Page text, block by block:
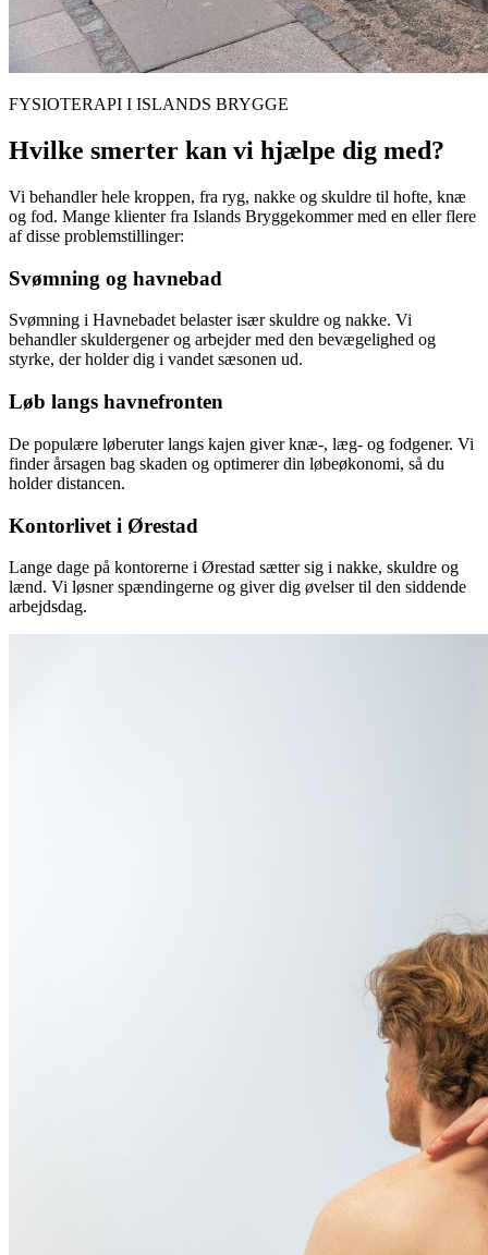
FYSIOTERAPI I ISLANDS BRYGGE
Hvilke smerter kan vi hjælpe dig med?
Vi behandler hele kroppen, fra ryg, nakke og skuldre til hofte, knæ
og fod. Mange klienter fra Islands Bryggekommer med en eller flere
af disse problemstillinger:
Svømning og havnebad
Svømning i Havnebadet belaster især skuldre og nakke. Vi
behandler skuldergener og arbejder med den bevægelighed og
styrke, der holder dig i vandet sæsonen ud.
Løb langs havnefronten
De populære løberuter langs kajen giver knæ-, læg- og fodgener. Vi
finder årsagen bag skaden og optimerer din løbeøkonomi, så du
holder distancen.
Kontorlivet i Ørestad
Lange dage på kontorerne i Ørestad sætter sig i nakke, skuldre og
lænd. Vi løsner spændingerne og giver dig øvelser til den siddende
arbejdsdag.